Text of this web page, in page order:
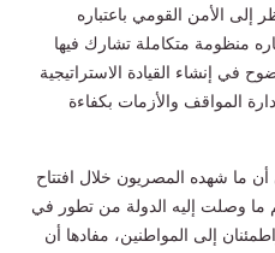
إلى الأمن القومي باعتباره
منظومة متكاملة تشارك فيها
في إنشاء القيادة الاستراتيجية
المواقف والأزمات بكفاءة
أن ما شهده المصريون خلال افتتاح
ما وصلت إليه الدولة من تطور في
إلى المواطنين، مفادها أن